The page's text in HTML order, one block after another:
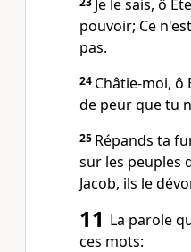
Je le sais, ô
pouvoir; Ce
pas.
24 Châtie-moi, ô
de peur que tu
25 Répands ta
sur les peuples
Jacob, ils le
11 La parole
ces mots: